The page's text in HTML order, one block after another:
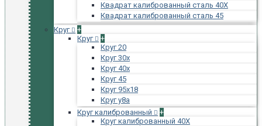
Квадрат калиброванный сталь 40Х
Квадрат калиброванный сталь 45
Круг
+
Круг
+
Круг 20
Круг 30х
Круг 40х
Круг 45
Круг 95х18
Круг у8а
Круг калиброванный
+
Круг калиброванный 40Х